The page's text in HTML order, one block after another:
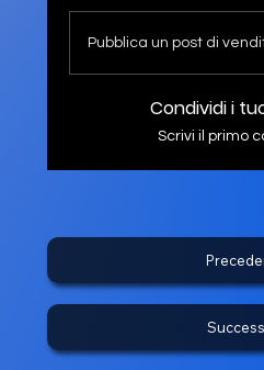
Pubblica un post di
Condividi i
Scrivi il primo